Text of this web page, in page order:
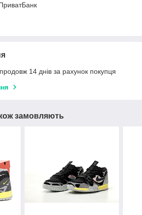
14 днів за рахунок покупця
замовляють